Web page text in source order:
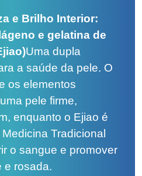
e Brilho Interior:
e gelatina de
Uma dupla
a saúde da pele. O
os elementos
pele firme,
enquanto o Ejiao é
Tradicional
o sangue e promover
e rosada.